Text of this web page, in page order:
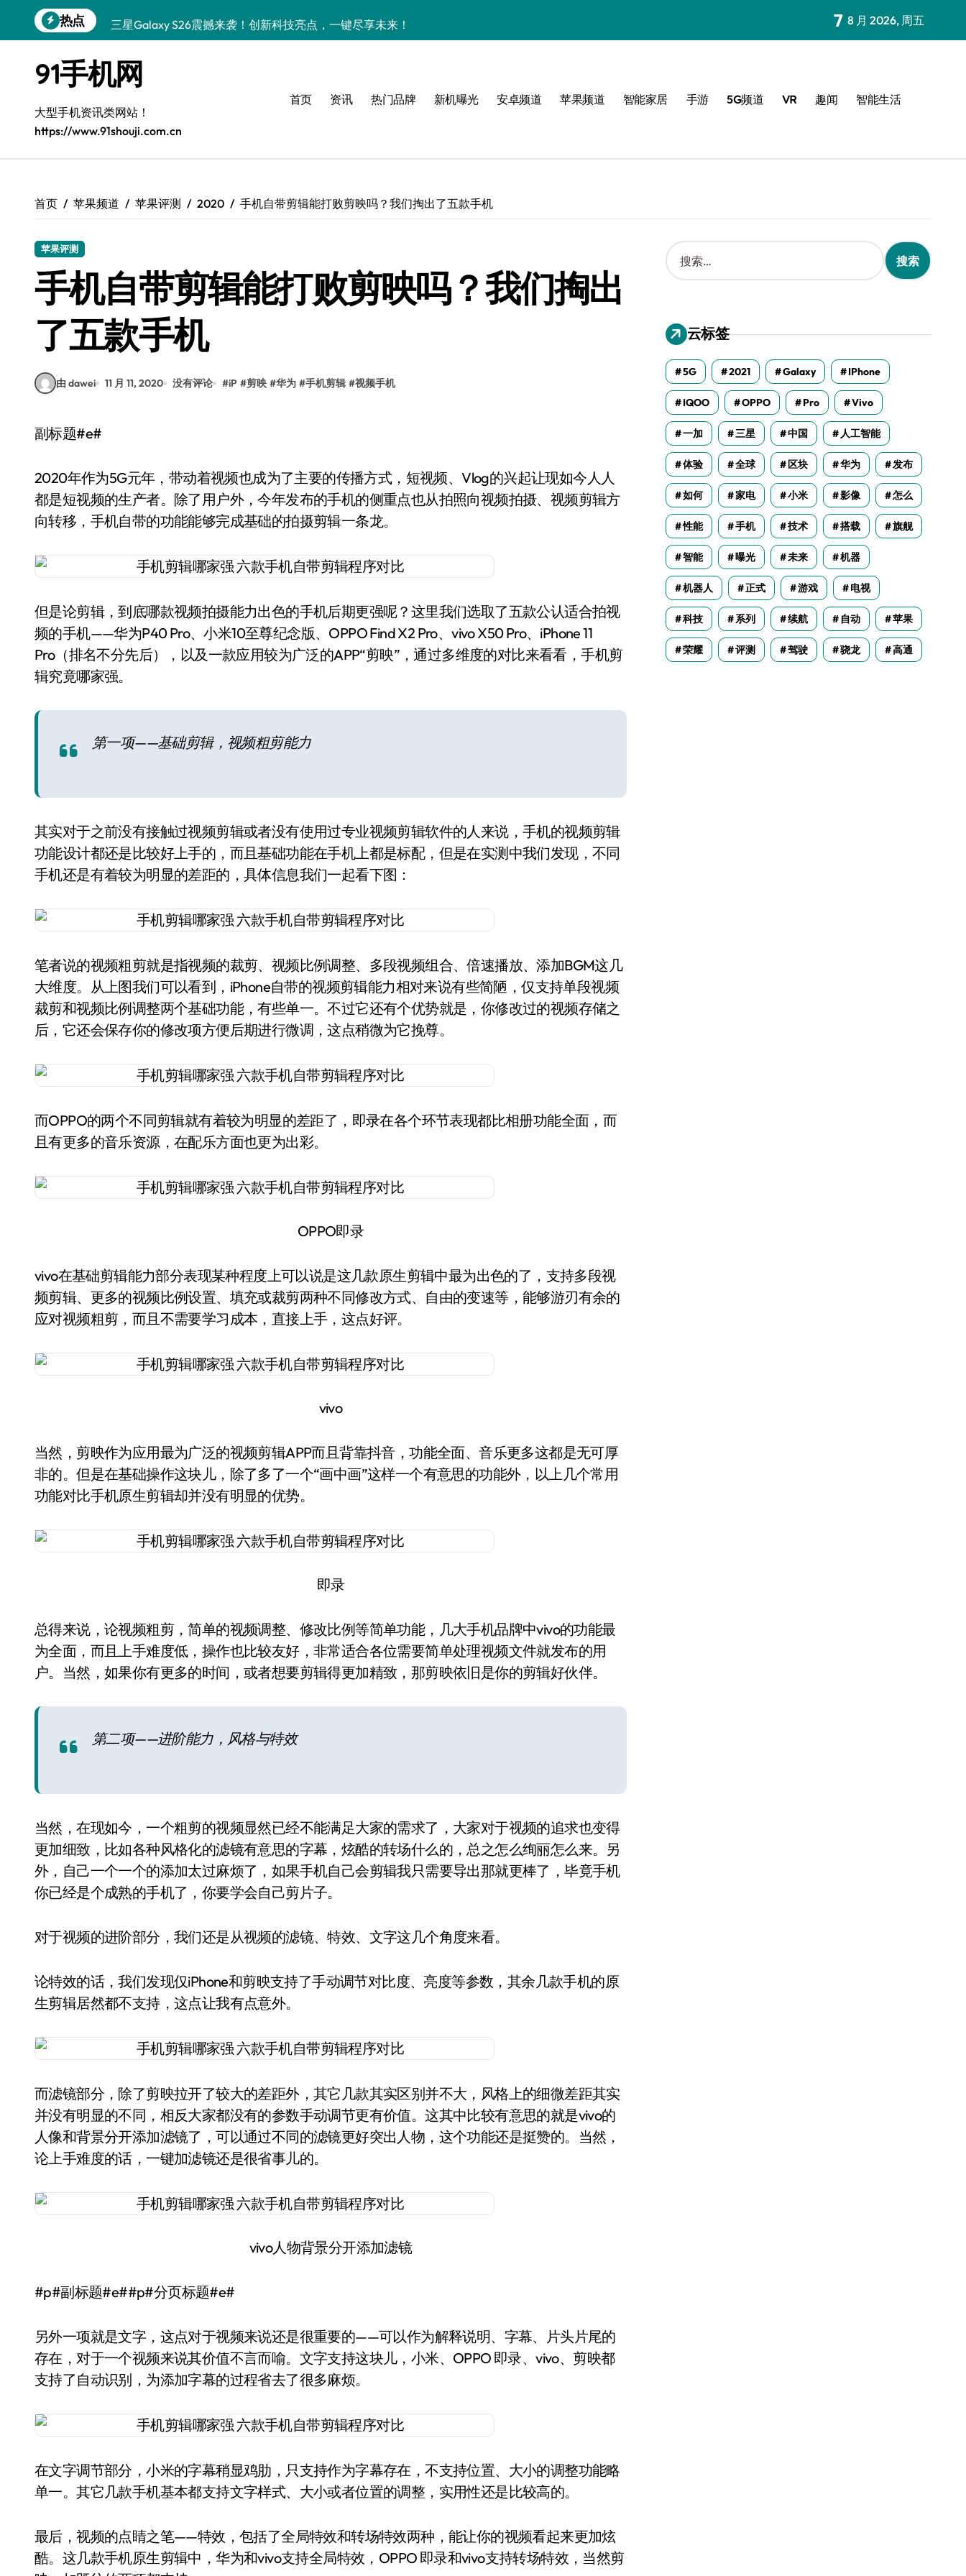
到
热点
三星Galaxy S26震撼来袭！创新科技亮点，一键尽享未来！
S25 Ultra颜值炸裂！定制主题潮翻全场
Galaxy S24+登场，解锁手机美颜新境界！
S26+颜值暴增！机皇美颜秘籍大公开
Galaxy A56 5G登场，时尚旗舰新体验！
三星Galaxy Z TriFold：三屏折叠新境界，掌中科技新体验！
7 8 月 2026, 周五
91手机网
大型手机资讯类网站！
https://www.91shouji.com.cn
首页 资讯 热门品牌 新机曝光 安卓频道 苹果频道 智能家居 手游 5G频道 VR 趣闻 智能生活
首页 苹果频道 苹果评测 2020 手机自带剪辑能打败剪映吗？我们掏出了五款手机
苹果评测
手机自带剪辑能打败剪映吗？我们掏出
了五款手机
由 dawei 11 月 11, 2020 没有评论 #iP #剪映 #华为 #手机剪辑 #视频手机
副标题#e#
2020年作为5G元年，带动着视频也成为了主要的传播方式，短视频、Vlog的兴起让现如今人人
都是短视频的生产者。除了用户外，今年发布的手机的侧重点也从拍照向视频拍摄、视频剪辑方
向转移，手机自带的功能能够完成基础的拍摄剪辑一条龙。
但是论剪辑，到底哪款视频拍摄能力出色的手机后期更强呢？这里我们选取了五款公认适合拍视
频的手机——华为P40 Pro、小米10至尊纪念版、OPPO Find X2 Pro、vivo X50 Pro、iPhone 11
Pro（排名不分先后），以及一款应用较为广泛的APP“剪映”，通过多维度的对比来看看，手机剪
辑究竟哪家强。
第一项——基础剪辑，视频粗剪能力
其实对于之前没有接触过视频剪辑或者没有使用过专业视频剪辑软件的人来说，手机的视频剪辑
功能设计都还是比较好上手的，而且基础功能在手机上都是标配，但是在实测中我们发现，不同
手机还是有着较为明显的差距的，具体信息我们一起看下图：
笔者说的视频粗剪就是指视频的裁剪、视频比例调整、多段视频组合、倍速播放、添加BGM这几
大维度。从上图我们可以看到，iPhone自带的视频剪辑能力相对来说有些简陋，仅支持单段视频
裁剪和视频比例调整两个基础功能，有些单一。不过它还有个优势就是，你修改过的视频存储之
后，它还会保存你的修改项方便后期进行微调，这点稍微为它挽尊。
而OPPO的两个不同剪辑就有着较为明显的差距了，即录在各个环节表现都比相册功能全面，而
且有更多的音乐资源，在配乐方面也更为出彩。
OPPO即录
vivo在基础剪辑能力部分表现某种程度上可以说是这几款原生剪辑中最为出色的了，支持多段视
频剪辑、更多的视频比例设置、填充或裁剪两种不同修改方式、自由的变速等，能够游刃有余的
应对视频粗剪，而且不需要学习成本，直接上手，这点好评。
vivo
当然，剪映作为应用最为广泛的视频剪辑APP而且背靠抖音，功能全面、音乐更多这都是无可厚
非的。但是在基础操作这块儿，除了多了一个“画中画”这样一个有意思的功能外，以上几个常用
功能对比手机原生剪辑却并没有明显的优势。
即录
总得来说，论视频粗剪，简单的视频调整、修改比例等简单功能，几大手机品牌中vivo的功能最
为全面，而且上手难度低，操作也比较友好，非常适合各位需要简单处理视频文件就发布的用
户。当然，如果你有更多的时间，或者想要剪辑得更加精致，那剪映依旧是你的剪辑好伙伴。
第二项——进阶能力，风格与特效
当然，在现如今，一个粗剪的视频显然已经不能满足大家的需求了，大家对于视频的追求也变得
更加细致，比如各种风格化的滤镜有意思的字幕，炫酷的转场什么的，总之怎么绚丽怎么来。另
外，自己一个一个的添加太过麻烦了，如果手机自己会剪辑我只需要导出那就更棒了，毕竟手机
你已经是个成熟的手机了，你要学会自己剪片子。
对于视频的进阶部分，我们还是从视频的滤镜、特效、文字这几个角度来看。
论特效的话，我们发现仅iPhone和剪映支持了手动调节对比度、亮度等参数，其余几款手机的原
生剪辑居然都不支持，这点让我有点意外。
而滤镜部分，除了剪映拉开了较大的差距外，其它几款其实区别并不大，风格上的细微差距其实
并没有明显的不同，相反大家都没有的参数手动调节更有价值。这其中比较有意思的就是vivo的
人像和背景分开添加滤镜了，可以通过不同的滤镜更好突出人物，这个功能还是挺赞的。当然，
论上手难度的话，一键加滤镜还是很省事儿的。
vivo人物背景分开添加滤镜
#p#副标题#e##p#分页标题#e#
另外一项就是文字，这点对于视频来说还是很重要的——可以作为解释说明、字幕、片头片尾的
存在，对于一个视频来说其价值不言而喻。文字支持这块儿，小米、OPPO 即录、vivo、剪映都
支持了自动识别，为添加字幕的过程省去了很多麻烦。
在文字调节部分，小米的字幕稍显鸡肋，只支持作为字幕存在，不支持位置、大小的调整功能略
单一。其它几款手机基本都支持文字样式、大小或者位置的调整，实用性还是比较高的。
最后，视频的点睛之笔——特效，包括了全局特效和转场特效两种，能让你的视频看起来更加炫
酷。这几款手机原生剪辑中，华为和vivo支持全局特效，OPPO 即录和vivo支持转场特效，当然剪
搜
索
：
云标签
5G 2021 Galaxy IPhone
IQOO OPPO Pro Vivo
一加 三星 中国 人工智能
体验 全球 区块 华为 发布
如何 家电 小米 影像 怎么
性能 手机 技术 搭载 旗舰
智能 曝光 未来 机器
机器人 正式 游戏 电视
科技 系列 续航 自动 苹果
荣耀 评测 驾驶 骁龙 高通